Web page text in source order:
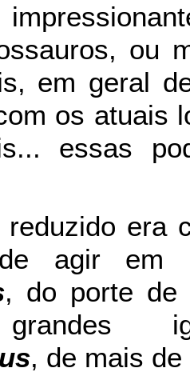
ou
em geral
os atuais
essas
reduzido era
de agir em
, do porte de
grandes
, de mais